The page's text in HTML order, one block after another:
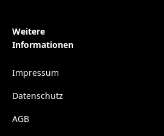
Weitere
Informationen
Impressum
Datenschutz
AGB